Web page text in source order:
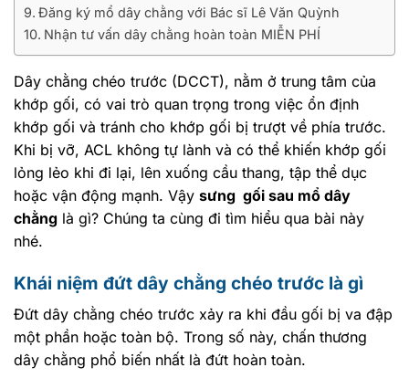
Đăng ký mổ dây chằng với Bác sĩ Lê Văn Quỳnh
Nhận tư vấn dây chằng hoàn toàn MIỄN PHÍ
Dây chằng chéo trước (DCCT), nằm ở trung tâm của
khớp gối, có vai trò quan trọng trong việc ổn định
khớp gối và tránh cho khớp gối bị trượt về phía trước.
Khi bị vỡ, ACL không tự lành và có thể khiến khớp gối
lỏng lẻo khi đi lại, lên xuống cầu thang, tập thể dục
hoặc vận động mạnh. Vậy sưng gối sau mổ dây
chằng là gì? Chúng ta cùng đi tìm hiểu qua bài này
nhé.
Khái niệm đứt dây chằng chéo trước là gì
Đứt dây chằng chéo trước xảy ra khi đầu gối bị va đập
một phần hoặc toàn bộ. Trong số này, chấn thương
dây chằng phổ biến nhất là đứt hoàn toàn.